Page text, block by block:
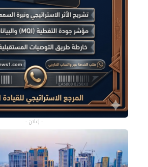
- إعلان -